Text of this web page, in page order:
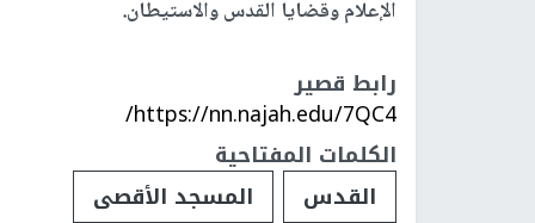
الإعلام وقضايا القدس والاستيطان.
رابط قصير
https://nn.najah.edu/7QC4/
الكلمات المفتاحية
القدس
المسجد الأقصى